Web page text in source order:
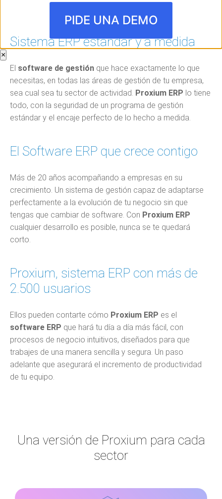
Sistema ERP estándar y a medida
El software de gestión que hace exactamente lo que
necesitas, en todas las áreas de gestión de tu empresa,
sea cual sea tu sector de actividad. Proxium ERP lo tiene
todo, con la seguridad de un programa de gestión
estándar y el encaje perfecto de lo hecho a medida.
El Software ERP que crece contigo
Más de 20 años acompañando a empresas en su
crecimiento. Un sistema de gestión capaz de adaptarse
perfectamente a la evolución de tu negocio sin que
tengas que cambiar de software. Con Proxium ERP
cualquier desarrollo es posible, nunca se te quedará
corto.
Proxium, sistema ERP con más de
2.500 usuarios
Ellos pueden contarte cómo Proxium ERP es el
software ERP que hará tu día a día más fácil, con
procesos de negocio intuitivos, diseñados para que
trabajes de una manera sencilla y segura. Un paso
adelante que asegurará el incremento de productividad
de tu equipo.
Una versión de Proxium para cada
sector
PIDE UNA DEMO
×